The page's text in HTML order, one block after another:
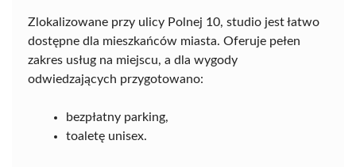
Zlokalizowane przy ulicy Polnej 10, studio jest łatwo
dostępne dla mieszkańców miasta. Oferuje pełen
zakres usług na miejscu, a dla wygody
odwiedzających przygotowano:
bezpłatny parking,
toaletę unisex.